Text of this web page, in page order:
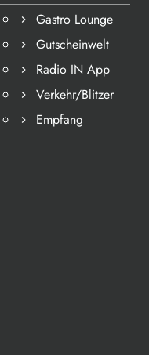
Gastro Lounge
Gutscheinwelt
Radio IN App
Verkehr/Blitzer
Empfang